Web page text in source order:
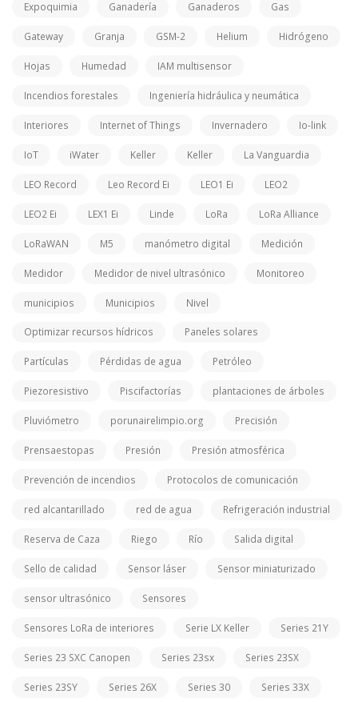
Expoquimia Ganadería Ganaderos Gas
Gateway Granja GSM-2 Helium Hidrógeno
Hojas Humedad IAM multisensor
Incendios forestales Ingeniería hidráulica y neumática
Interiores Internet of Things Invernadero Io-link
IoT iWater Keller Keller La Vanguardia
LEO Record Leo Record Ei LEO1 Ei LEO2
LEO2 Ei LEX1 Ei Linde LoRa LoRa Alliance
LoRaWAN M5 manómetro digital Medición
Medidor Medidor de nivel ultrasónico Monitoreo
municipios Municipios Nivel
Optimizar recursos hídricos Paneles solares
Partículas Pérdidas de agua Petróleo
Piezoresistivo Piscifactorías plantaciones de árboles
Pluviómetro porunairelimpio.org Precisión
Prensaestopas Presión Presión atmosférica
Prevención de incendios Protocolos de comunicación
red alcantarillado red de agua Refrigeración industrial
Reserva de Caza Riego Río Salida digital
Sello de calidad Sensor láser Sensor miniaturizado
sensor ultrasónico Sensores
Sensores LoRa de interiores Serie LX Keller Series 21Y
Series 23 SXC Canopen Series 23sx Series 23SX
Series 23SY Series 26X Series 30 Series 33X